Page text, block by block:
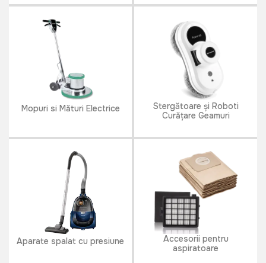
Mopuri si Mături Electrice
Stergătoare și Roboti
Сurățare Geamuri
Aparate spalat cu presiune
Accesorii pentru
aspiratoare